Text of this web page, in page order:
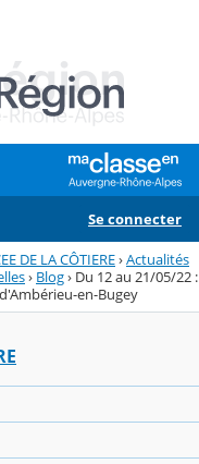
Se connecter
DE LA CÔTIERE›Actualités
› Blog› Du 12 au 21/05/22 :
en-Bugey